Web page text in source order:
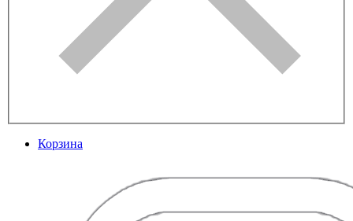
Корзина